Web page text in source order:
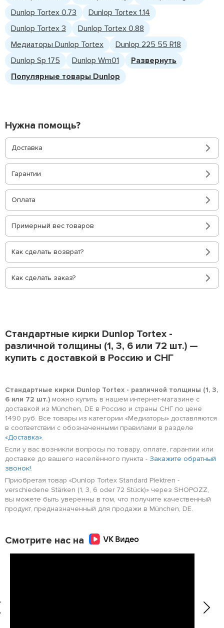
Dunlop Tortex 0.73
Dunlop Tortex 1.14
Dunlop Tortex 3
Dunlop Tortex 0.88
Медиаторы Dunlop Tortex
Dunlop 225 55 R18
Dunlop Sp 175
Dunlop Wm01
Развернуть
Популярные товары Dunlop
Нужна помощь?
Доставка
Гарантии
Оплата
Примерный вес товаров
Как сделать возврат?
Как сделать заказ?
Стандартные кирки Dunlop Tortex -
различной толщины (1, 3, 6 или 72 шт.) —
купить с доставкой в Россию и СНГ
Стандартные кирки Dunlop Tortex - различной толщины (1, 3,
6 или 72 шт.) можно купить в нашем интернет-магазине с
доставкой из München, DE в Россию и страны СНГ по цене
1490 руб. Все товары из категории «Медиаторы» доставляются
в соответствии с обозначенными правилами в разделе
«Доставка».
Если у вас возникли вопросы по товару, оплате, гарантии или
доставке до вашего населённого пункта - Закажите обратный
звонок!.
Приобретая товар «Dunlop Tortex Standard Plektren -
verschiedene Stärken (1, 3, 6 oder 72 Stück)» через SHOPOZZ,
вы можете быть уверенны в том, что получите качественный
продукт, предназначенный для продажи в München, DE.
Смотрите нас на